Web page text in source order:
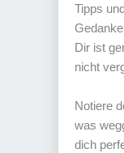
Tipps
Dir ist
nicht
Notiere
was
dich